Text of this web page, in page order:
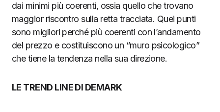
dai minimi più coerenti, ossia quello che trovano
maggior riscontro sulla retta tracciata. Quei punti
sono migliori perché più coerenti con l’andamento
del prezzo e costituiscono un “muro psicologico”
che tiene la tendenza nella sua direzione.
LE TREND LINE DI DEMARK